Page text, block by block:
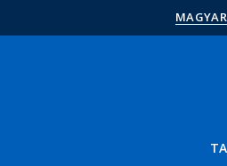
MAGYAR